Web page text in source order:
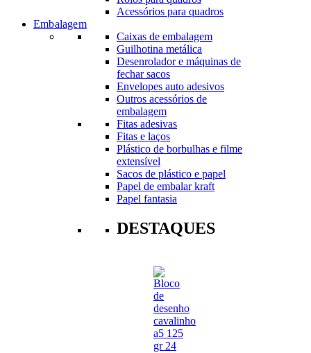
Acessórios para quadros
Embalagem
Caixas de embalagem
Guilhotina metálica
Desenrolador e máquinas de
fechar sacos
Envelopes auto adesivos
Outros acessórios de
embalagem
Fitas adesivas
Fitas e laços
Plástico de borbulhas e filme
extensível
Sacos de plástico e papel
Papel de embalar kraft
Papel fantasia
DESTAQUES